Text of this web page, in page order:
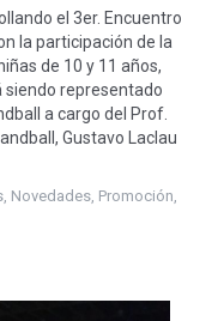
el 3er. Encuentro
la participación de la
de 10 y 11 años,
representado
a cargo del Prof.
Gustavo Laclau
, Novedades, Promoción,